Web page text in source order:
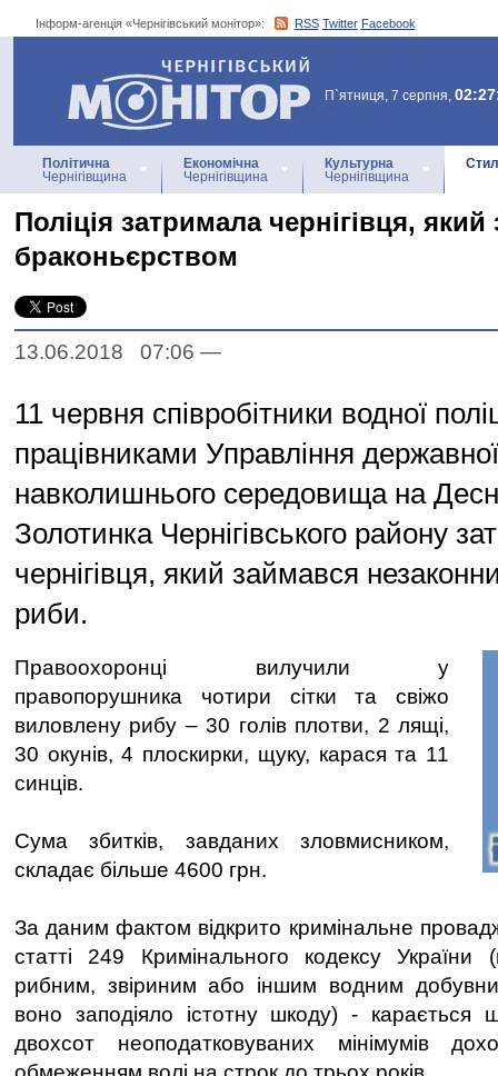
Інформ-агенція «Чернігівський монітор»: RSS Twitter Facebook
Інформ-агенція
«Чернігівський монітор»
П`ятниця, 7 серпня,
Політична
Чернігівщина
Економічна
Чернігівщина
Культурна
Чернігівщина
Поліція затримала чернігівця,
браконьєрством
13.06.2018 07:06 —
11 червня співробітники водної
працівниками Управління
навколишнього середовища на
Золотинка Чернігівського району
чернігівця, який займався
риби.
Правоохоронці вилучили у
правопорушника чотири сітки та свіжо
виловлену рибу – 30 голів плотви, 2 лящі,
30 окунів, 4 плоскирки, щуку, карася та 11
синців.
Сума збитків, завданих зловмисником,
складає більше 4600 грн.
За даним фактом відкрито кримінальне
статті 249 Кримінального кодексу України
рибним, звіриним або іншим водним
воно заподіяло істотну шкоду) -
двохсот неоподатковуваних мінімумів